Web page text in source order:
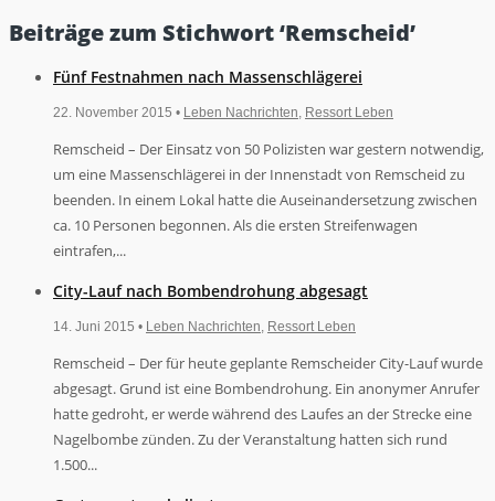
Beiträge zum Stichwort ‘Remscheid’
Fünf Festnahmen nach Massenschlägerei
22. November 2015 • Leben Nachrichten, Ressort Leben
Remscheid – Der Einsatz von 50 Polizisten war gestern notwendig,
um eine Massenschlägerei in der Innenstadt von Remscheid zu
beenden. In einem Lokal hatte die Auseinandersetzung zwischen
ca. 10 Personen begonnen. Als die ersten Streifenwagen
eintrafen,...
City-Lauf nach Bombendrohung abgesagt
14. Juni 2015 • Leben Nachrichten, Ressort Leben
Remscheid – Der für heute geplante Remscheider City-Lauf wurde
abgesagt. Grund ist eine Bombendrohung. Ein anonymer Anrufer
hatte gedroht, er werde während des Laufes an der Strecke eine
Nagelbombe zünden. Zu der Veranstaltung hatten sich rund
1.500...